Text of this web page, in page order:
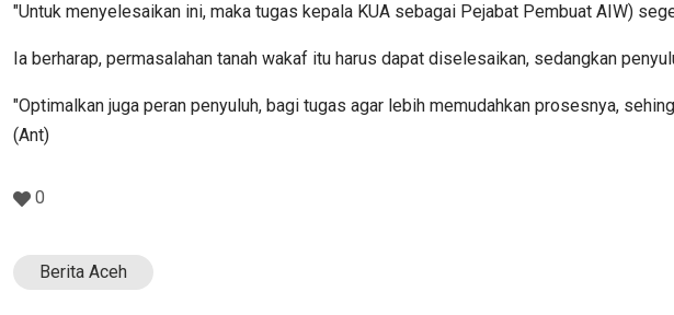
"Untuk menyelesaikan ini, maka tugas kepala KUA sebagai Pejabat Pembuat AIW)
Ia berharap, permasalahan tanah wakaf itu harus dapat diselesaikan, sedangkan
"Optimalkan juga peran penyuluh, bagi tugas agar lebih memudahkan prosesnya,
(Ant)
0
Berita Aceh